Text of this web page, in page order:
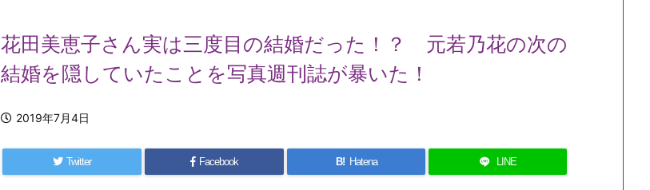
花田美恵子さん実は三度目の結婚だった！？ 元若乃花の次の
結婚を隠していたことを写真週刊誌が暴いた！
2019年7月4日
Twitter Facebook B! Hatena LINE